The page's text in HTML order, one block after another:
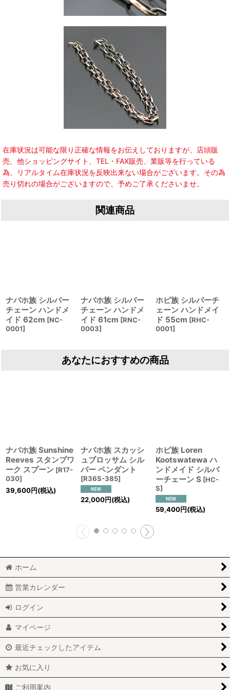
在庫状況は可能な限り正確な情報をお伝えしておりますが、店頭販
売、他ショッピングサイト、TEL・FAX販売、業販等を行っている
為、リアルタイム在庫状況を反映出来ない場合がございます。その為
売り切れの場合がございますので、予めご了承くださいませ。
関連商品
ナバホ族 シルバー
チェーン ハンドメ
イド 62cm [NC-
0001]
ナバホ族 シルバー
チェーン ハンドメ
イド 61cm [RNC-
0003]
ホピ族 シルバーチ
ェーン ハンドメイ
ド 55cm [RHC-
0001]
あなたにおすすめの商品
ナバホ族 Sunshine
Reeves スタンプワ
ーク スプーン [R17-
030]
39,600円(税込)
ナバホ族 スカッシ
ュブロッサム シル
バー ペンダント
[R36S-385]
22,000円(税込)
ホピ族 Loren
Kootswatewa ハ
ンドメイド シルバ
ーチェーン S [HC-
S]
59,400円(税込)
ホーム
営業カレンダー
ログイン
マイページ
最近チェックしたアイテム
お気に入り
ご利用案内